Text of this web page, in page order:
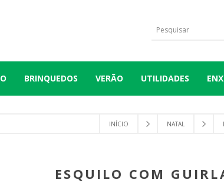
BRINQUEDOS VERÃO UTILIDADES
INÍCIO NATAL
ESQUILO COM